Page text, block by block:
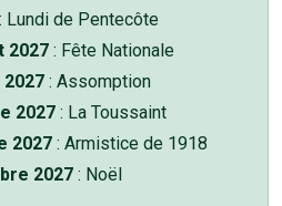
: Lundi de Pentecôte
2027 : Fête Nationale
: Assomption
2027 : La Toussaint
2027 : Armistice de 1918
2027 : Noël